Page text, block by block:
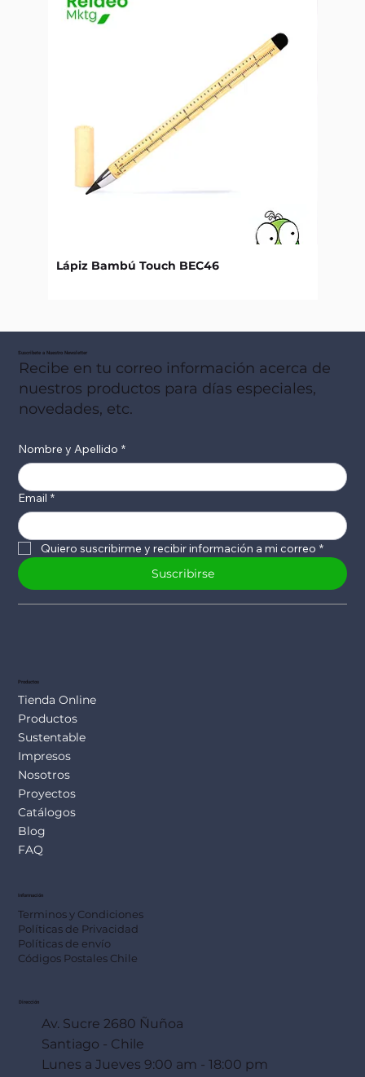
Lápiz Bambú Touch BEC46
Suscribete a Nuestro Newsletter
Recibe en tu correo información acerca de
nuestros productos para días especiales,
novedades, etc.
Nombre y Apellido *
Email *
Quiero suscribirme y recibir información a mi correo *
Suscribirse
Productos
Tienda Online
Productos
Sustentable
Impresos
Nosotros
Proyectos
Catálogos
Blog
FAQ
Información
Terminos y Condiciones
Políticas de Privacidad
Políticas de envío
Códigos Postales Chile
Dirección
Av. Sucre 2680 Ñuñoa
Santiago - Chile
Lunes a Jueves 9:00 am - 18:00 pm